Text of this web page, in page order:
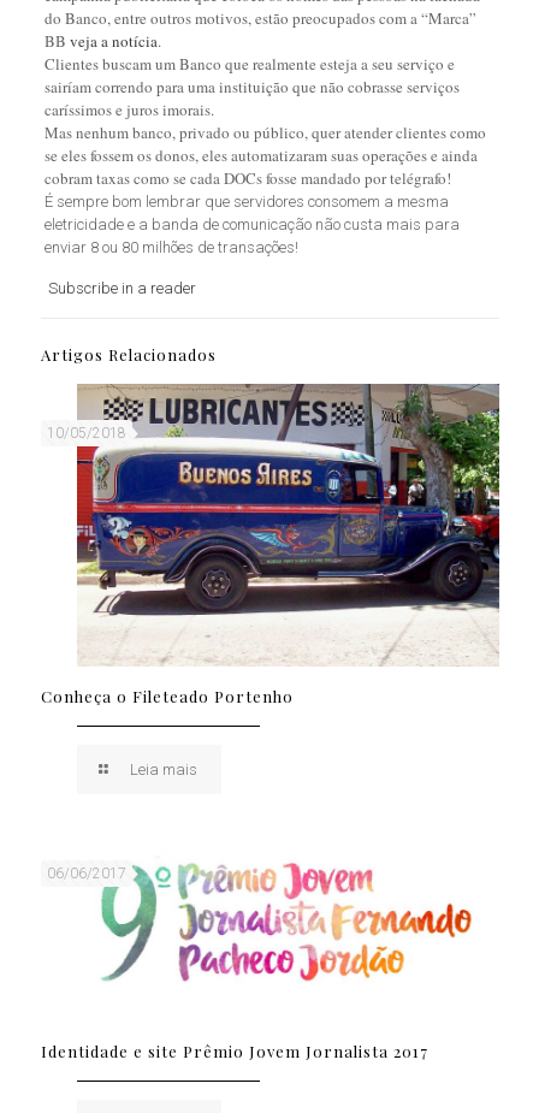
do Banco, entre outros motivos, estão preocupados com a “Marca”
BBveja a notícia.
Clientes buscam um Banco que realmente esteja a seu serviço e
sairíam correndo para uma instituição que não cobrasse serviços
caríssimos e juros imorais.
Mas nenhum banco, privado ou público, quer atender clientes como
se eles fossem os donos, eles automatizaram suas operações e ainda
cobram taxas como se cada DOCs fosse mandado por telégrafo!
É sempre bom lembrar que servidores consomem a mesma
eletricidade e a banda de comunicação não custa mais para
enviar 8 ou 80 milhões de transações!
Subscribe in a reader
Artigos Relacionados
10/05/2018
Conheça o Fileteado Portenho
Leia mais
06/06/2017
Identidade e site Prêmio Jovem Jornalista 2017